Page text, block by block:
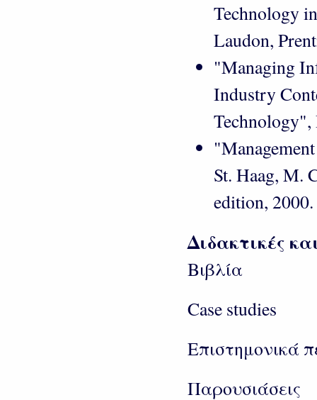
Technology
Laudon,
"Managing
Industry
Technology",
St. Haag, M.
edition, 2000.
Διδακτικές
Βιβλία
Case studies
Επιστημονικά
Παρουσιάσεις